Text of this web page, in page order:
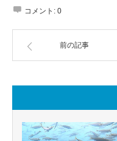
コメント: 0
前の記事